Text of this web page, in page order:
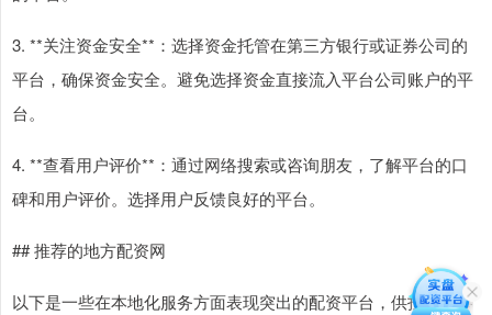
3. **关注资金安全**：选择资金托管在第三方银行或证券公司的
平台，确保资金安全。避免选择资金直接流入平台公司账户的平
台。
4. **查看用户评价**：通过网络搜索或咨询朋友，了解平台的口
碑和用户评价。选择用户反馈良好的平台。
## 推荐的地方配资网
以下是一些在本地化服务方面表现突出的配资平台，供投资者参